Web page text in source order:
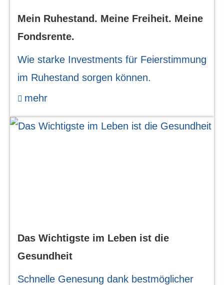
Mein Ruhestand. Meine Freiheit. Meine
Fondsrente.
Wie starke Investments für Feierstimmung
im Ruhestand sorgen können.
mehr
Das Wichtigste im Leben ist die
Gesundheit
Schnelle Genesung dank bestmöglicher